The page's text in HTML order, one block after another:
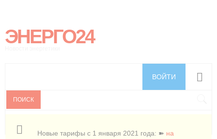
ЭНЕРГО24
ВОЙТИ
Новые тарифы с 1 января 2021 года: ➽ на
ПОИСК